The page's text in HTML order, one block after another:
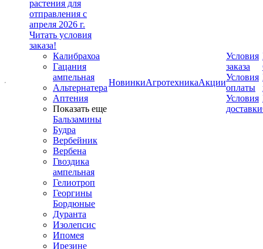
растения для
отправления с
апреля 2026 г.
Читать условия
заказа!
Калибрахоа
Гацания
ампельная
Альтернатера
Аптения
Показать еще
Бальзамины
Будра
Вербейник
Вербена
Гвоздика
ампельная
Гелиотроп
Георгины
Бордюные
Дуранта
Изолепсис
Ипомея
Ирезине
НовинкиАгротехникаАкции
Условия
заказа
Условия
оплаты
Условия
доставки